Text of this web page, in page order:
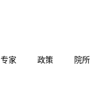
专家 政策 院所